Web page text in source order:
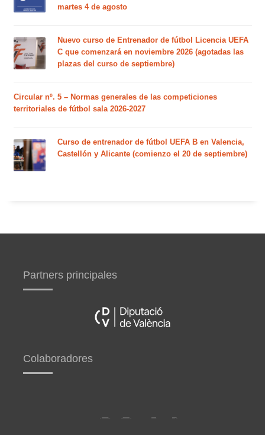
martes 4 de agosto
Nuevo curso de Entrenador de fútbol Licencia UEFA
C que comenzará en noviembre 2026 (agotadas las
plazas del curso de septiembre)
Circular nº. 5 – Normas generales de las competiciones
territoriales de fútbol sala 2026-2027
Curso de entrenador de fútbol UEFA B en Valencia,
Castellón y Alicante (comienzo el 20 de septiembre)
Partners principales
Colaboradores